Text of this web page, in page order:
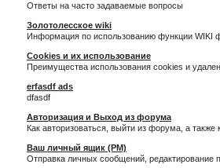
Ответы на часто задаваемые вопросы
Золотолесское wiki
Информация по использованию функции WIKI
Cookies и их использование
Преимущества использования cookies и
erfasdf ads
dfasdf
Авторизация и Выход из форума
Как авторизоваться, выйти из форума, а
Ваш личный ящик (PM)
Отправка личных сообщений,